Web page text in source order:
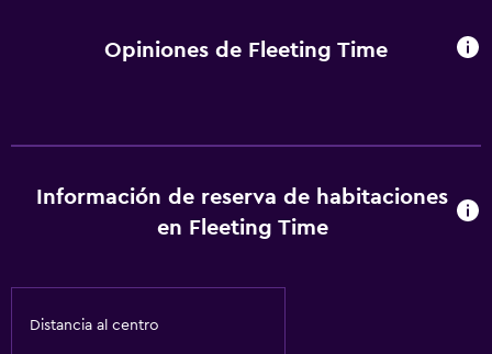
Opiniones de Fleeting Time
Información de reserva de habitaciones
en Fleeting Time
Distancia al centro